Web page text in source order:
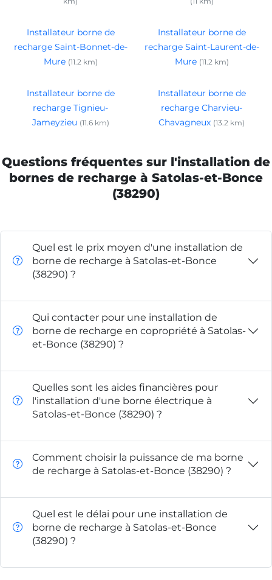
Installateur borne de
recharge Saint-Bonnet-de-
Mure (11.2 km)
Installateur borne de
recharge Saint-Laurent-de-
Mure (11.2 km)
Installateur borne de
recharge Tignieu-
Jameyzieu (11.6 km)
Installateur borne de
recharge Charvieu-
Chavagneux (13.2 km)
Questions fréquentes sur l'installation de
bornes de recharge à Satolas-et-Bonce
(38290)
Quel est le prix moyen d'une installation de
borne de recharge à Satolas-et-Bonce
(38290) ?
Qui contacter pour une installation de
borne de recharge en copropriété à Satolas-
et-Bonce (38290) ?
Quelles sont les aides financières pour
l'installation d'une borne électrique à
Satolas-et-Bonce (38290) ?
Comment choisir la puissance de ma borne
de recharge à Satolas-et-Bonce (38290) ?
Quel est le délai pour une installation de
borne de recharge à Satolas-et-Bonce
(38290) ?